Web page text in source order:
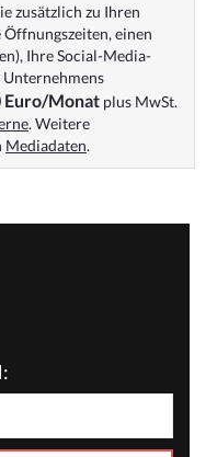
zusätzlich zu Ihren
einen
Ihre Social-Media-
Unternehmens
Euro/Monat plus MwSt.
. Weitere
Mediadaten.